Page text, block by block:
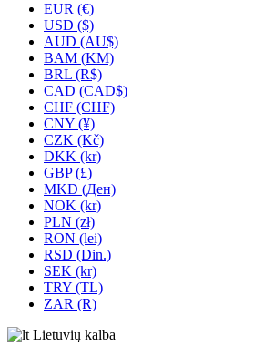
EUR (€)
USD ($)
AUD (AU$)
BAM (KM)
BRL (R$)
CAD (CAD$)
CHF (CHF)
CNY (¥)
CZK (Kč)
DKK (kr)
GBP (£)
MKD (Ден)
NOK (kr)
PLN (zł)
RON (lei)
RSD (Din.)
SEK (kr)
TRY (TL)
ZAR (R)
Lietuvių kalba